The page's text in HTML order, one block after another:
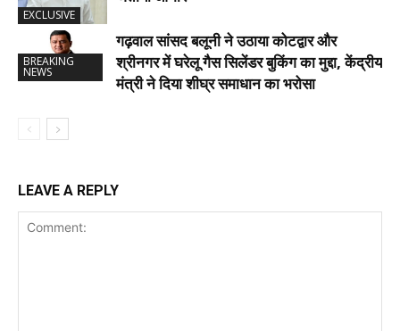
EXCLUSIVE
BREAKING
NEWS
गढ़वाल सांसद बलूनी ने उठाया कोटद्वार और
श्रीनगर में घरेलू गैस सिलेंडर बुकिंग का मुद्दा, केंद्रीय
मंत्री ने दिया शीघ्र समाधान का भरोसा
LEAVE A REPLY